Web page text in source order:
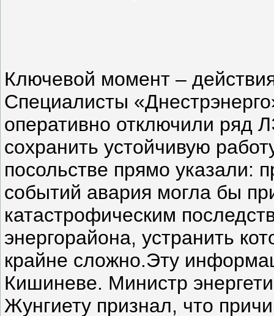
Ключевой момент –
Специалисты
оперативно отключили ряд
сохранить устойчивую
посольстве прямо указали:
событий авария могла бы
катастрофическим
энергорайона, устранить
крайне сложно.Эту
Кишиневе. Министр
Жунгиету признал, что